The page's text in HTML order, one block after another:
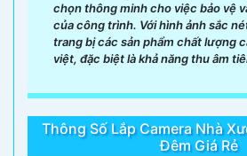
chọn thông minh cho việc bảo vệ
của công trình. Với hình ảnh sắc
trang bị các sản phẩm chất lượng
việt, đặc biệt là khả năng thu âm
Thông Số Lắp Camera Nhà
Đêm Giá Rẻ